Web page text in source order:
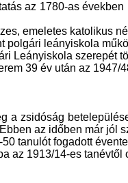
az 1780-as
emeletes katolikus
polgári leányiskola
Leányiskola szerepét
39 év után az
a zsidóság
az időben már jól
tanulót fogadott
az 1913/14-es tanévtől